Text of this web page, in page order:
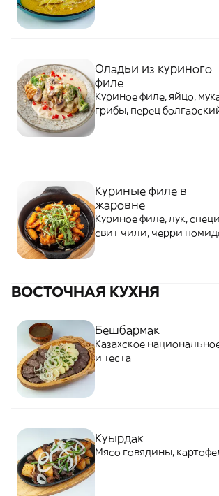
Оладьи из куриного
филе
Куриное филе, яйцо,
грибы, перец
Куриные филе в
жаровне
Куриное филе, лук,
свит чили, черри
ВОСТОЧНАЯ КУХНЯ
Бешбармак
Казахское
и теста
Куырдак
Мясо говядины,